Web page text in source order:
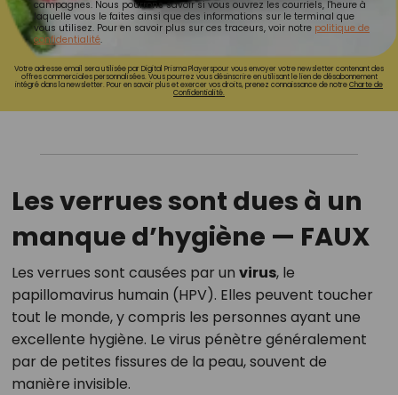
campagnes. Nous pourrons savoir si vous ouvrez les courriels, l'heure à
laquelle vous le faites ainsi que des informations sur le terminal que
vous utilisez. Pour en savoir plus sur ces traceurs, voir notre politique de
confidentialité.
Votre adresse email sera utilisée par Digital Prisma Playerspour vous envoyer votre newsletter contenant des
offres commerciales personnalisées. Vous pourrez vous désinscrire en utilisant le lien de désabonnement
intégré dans la newsletter. Pour en savoir plus et exercer vos droits, prenez connaissance de notreCharte de
Confidentialité.
Les verrues sont dues à un
manque d’hygiène — FAUX
Les verrues sont causées par un virus, le
papillomavirus humain (HPV). Elles peuvent toucher
tout le monde, y compris les personnes ayant une
excellente hygiène. Le virus pénètre généralement
par de petites fissures de la peau, souvent de
manière invisible.